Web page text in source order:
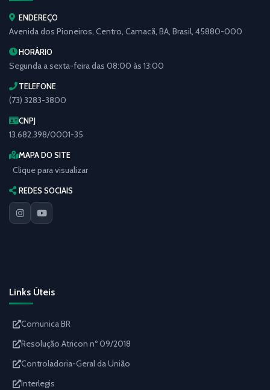
ENDEREÇO
Avenida dos Pioneiros, Centro, Camacã, BA, Brasil, 45880-000
HORÁRIO
Segunda a sexta-feira das 08:00 às 13:00
TELEFONE
(73) 3283-3800
CNPJ
13.682.398/0001-35
MAPA DO SITE
Clique para visualizar
REDES SOCIAIS
Links Úteis
Comunica BR
Resolução Atricon nº 09/2018
Controladoria-Geral da União
Interlegis